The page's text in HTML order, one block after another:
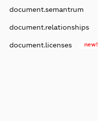
document.semantrum
document.relationships
document.licenses new!